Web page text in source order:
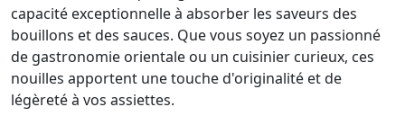
capacité exceptionnelle à absorber les saveurs des
bouillons et des sauces. Que vous soyez un passionné
de gastronomie orientale ou un cuisinier curieux, ces
nouilles apportent une touche d'originalité et de
légèreté à vos assiettes.